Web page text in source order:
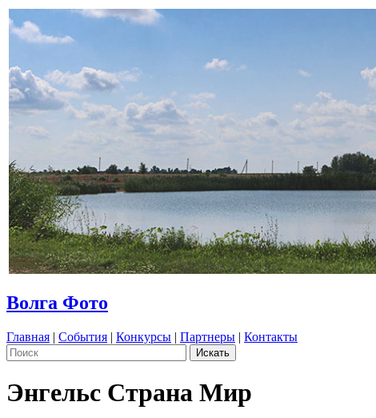
Волга Фото
Главная | События | Конкурсы | Партнеры | Контакты
Энгельс Страна Мир